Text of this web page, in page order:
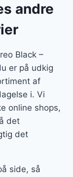
andre
Black –
er på udkig
af
i. Vi
online shops,
det
det
side, så